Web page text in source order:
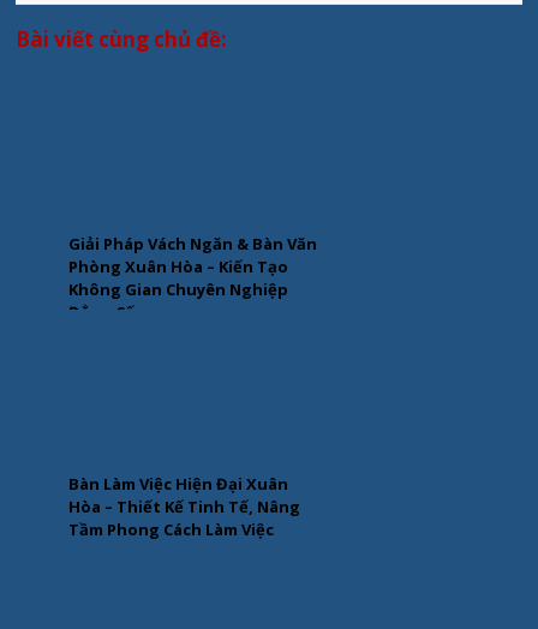
Bài viết cùng chủ đề:
Giải Pháp Vách Ngăn & Bàn Văn
Phòng Xuân Hòa – Kiến Tạo
Không Gian Chuyên Nghiệp
Đẳng Cấp
Bàn Làm Việc Hiện Đại Xuân
Hòa – Thiết Kế Tinh Tế, Nâng
Tầm Phong Cách Làm Việc